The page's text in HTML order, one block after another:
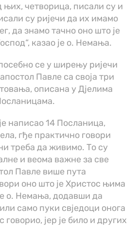
четворица, писали су и
су ријечи да их имамо
да знамо тачно оно што је
казао је о. Немања.
се у ширењу ријечи
Павле са своја три
описана у Д‌јелима
написао 14 Посланица,
гђе практично говори
треба да живимо. То су
и веома важне за све
Павле више пута
оно што је Христос њима
о. Немања, додавши да
само пуки свједоци онога
говорио, јер је било и других